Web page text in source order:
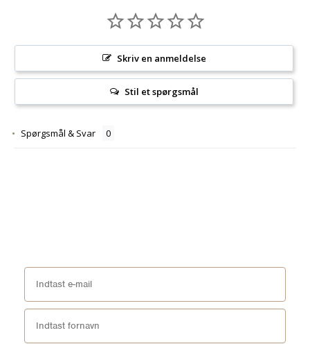
Skriv en anmeldelse
Stil et spørgsmål
Spørgsmål & Svar